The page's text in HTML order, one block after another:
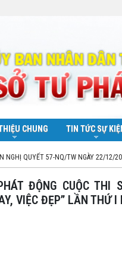
CHUNG TIN TỨC SỰ
NGHỊ QUYẾT 57-NQ/TW NGÀY 22/12/
VIỆC ĐẸP” LẦN THỨ